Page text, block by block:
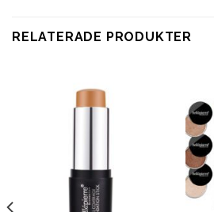
RELATERADE PRODUKTER